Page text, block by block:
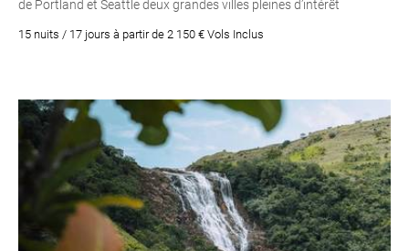
de Portland et Seattle deux grandes villes pleines d’intérêt
15 nuits / 17 jours à partir de 2 150 € Vols Inclus